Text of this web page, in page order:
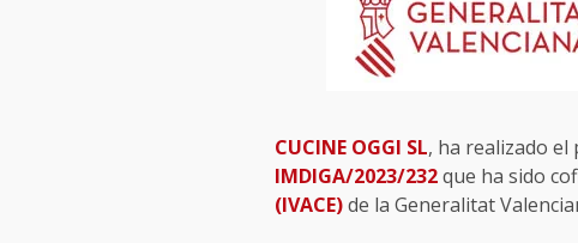
CUCINE OGGI SL, ha realizado el
IMDIGA/2023/232que ha sido
(IVACE)de la Generalitat